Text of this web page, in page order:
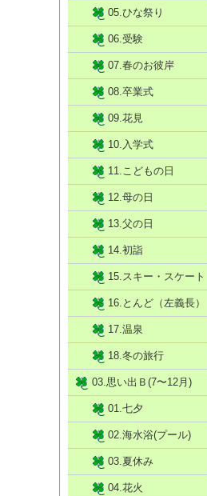
05.ひな祭り
06.受験
07.春のお彼岸
08.卒業式
09.花見
10.入学式
11.こどもの日
12.母の日
13.父の日
14.初詣
15.スキー・スケート
16.とんど（左義長）
17.温泉
18.冬の旅行
03.思い出Ｂ(7〜12月)
01.七夕
02.海水浴(プール)
03.夏休み
04.花火